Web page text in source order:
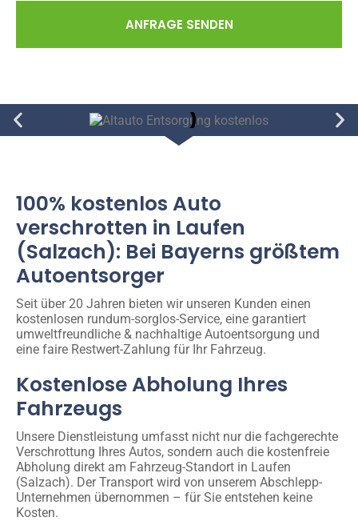
ANFRAGE SENDEN
100% kostenlos Auto
verschrotten in Laufen
(Salzach): Bei Bayerns größtem
Autoentsorger
Seit über 20 Jahren bieten wir unseren Kunden einen
kostenlosen rundum-sorglos-Service, eine garantiert
umweltfreundliche & nachhaltige Autoentsorgung und
eine faire Restwert-Zahlung für Ihr Fahrzeug.
Kostenlose Abholung Ihres
Fahrzeugs
Unsere Dienstleistung umfasst nicht nur die fachgerechte
Verschrottung Ihres Autos, sondern auch die kostenfreie
Abholung direkt am Fahrzeug-Standort in Laufen
(Salzach). Der Transport wird von unserem Abschlepp-
Unternehmen übernommen – für Sie entstehen keine
Kosten.